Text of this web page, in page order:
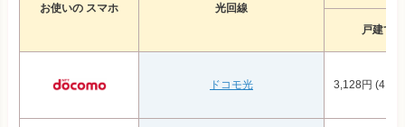
お使いの スマホ 光回線
戸建て
ドコモ光 3,128円